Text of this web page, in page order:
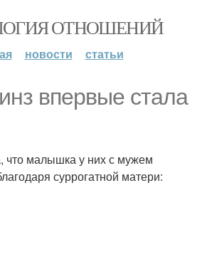
ОТНОШЕНИЙ
новости статьи
впервые стала
что малышка у них с мужем
суррогатной матери: